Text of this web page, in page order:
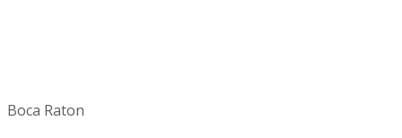
Boca Raton